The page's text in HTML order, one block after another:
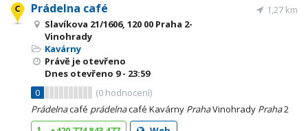
Prádelna café
Slavíkova 21/1606, 120 00 Praha 2-
Vinohrady
Kavárny
Právě je otevřeno
Dnes otevřeno 9 - 23:59
0
(0 hodnocení)
1,27 km
Prádelnacafé prádelnacafé Kavárny PrahaVinohrady Praha2